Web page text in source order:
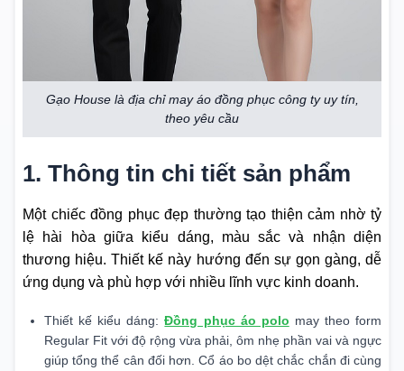
Gạo House là địa chỉ may áo đồng phục công ty uy tín,
theo yêu cầu
1. Thông tin chi tiết sản phẩm
Một chiếc đồng phục đẹp thường tạo thiện cảm nhờ tỷ
lệ hài hòa giữa kiểu dáng, màu sắc và nhận diện
thương hiệu. Thiết kế này hướng đến sự gọn gàng, dễ
ứng dụng và phù hợp với nhiều lĩnh vực kinh doanh.
Thiết kế kiểu dáng:Đồng phục áo polo may theo form
Regular Fit với độ rộng vừa phải, ôm nhẹ phần vai và ngực
giúp tổng thể cân đối hơn. Cổ áo bo dệt chắc chắn đi cùng